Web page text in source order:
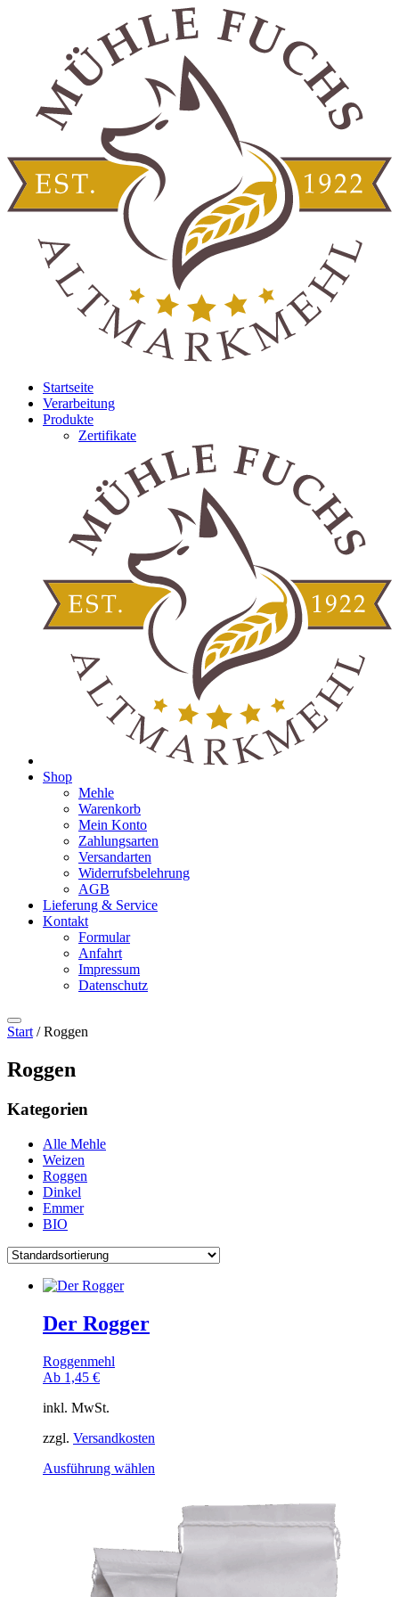
Startseite
Verarbeitung
Produkte
Zertifikate
Shop
Mehle
Warenkorb
Mein Konto
Zahlungsarten
Versandarten
Widerrufsbelehrung
AGB
Lieferung & Service
Kontakt
Formular
Anfahrt
Impressum
Datenschutz
Start / Roggen
Roggen
Kategorien
Alle Mehle
Weizen
Roggen
Dinkel
Emmer
BIO
Der Rogger
Roggenmehl
Ab 1,45 €
inkl. MwSt.
zzgl. Versandkosten
Ausführung wählen
mehrere
Varianten
auf.
Optionen